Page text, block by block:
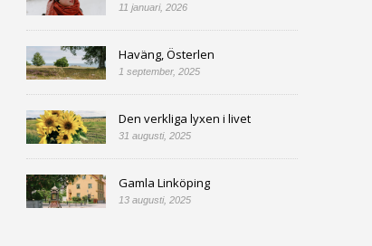
11 januari, 2026
Haväng, Österlen
1 september, 2025
Den verkliga lyxen i livet
31 augusti, 2025
Gamla Linköping
13 augusti, 2025